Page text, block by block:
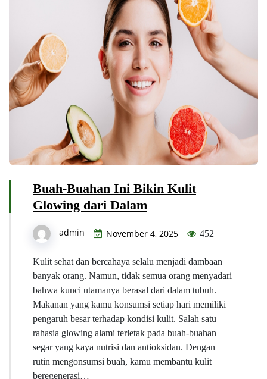
Buah-Buahan Ini Bikin Kulit
Glowing dari Dalam
admin November 4, 2025 452
Kulit sehat dan bercahaya selalu menjadi dambaan
banyak orang. Namun, tidak semua orang menyadari
bahwa kunci utamanya berasal dari dalam tubuh.
Makanan yang kamu konsumsi setiap hari memiliki
pengaruh besar terhadap kondisi kulit. Salah satu
rahasia glowing alami terletak pada buah-buahan
segar yang kaya nutrisi dan antioksidan. Dengan
rutin mengonsumsi buah, kamu membantu kulit
beregenerasi…